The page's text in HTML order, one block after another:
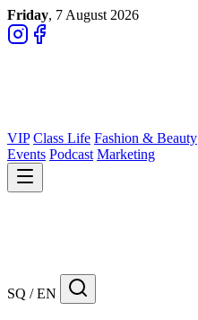
Friday, 7 August 2026
VIP Class Life Fashion & Beauty
Events Podcast Marketing
SQ / EN